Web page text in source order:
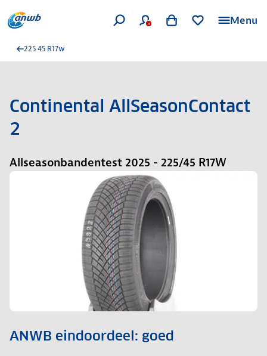
Menu
225 45 R17w
Continental AllSeasonContact
2
Allseasonbandentest 2025 - 225/45 R17W
ANWB eindoordeel: goed